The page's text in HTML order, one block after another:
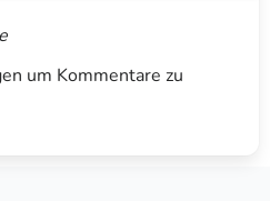
um Kommentare zu